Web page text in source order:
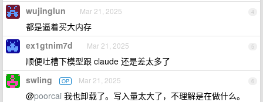
4
wujinglun Mar 21, 2025
都是逼着买大内存
5
ex1gtnim7d Mar 21, 2025
顺便吐槽下模型跟 claude 还是差太多了
6
swling OP Mar 21, 2025
@poorcai 我也卸载了。写入量太大了，不理解是在做什么。